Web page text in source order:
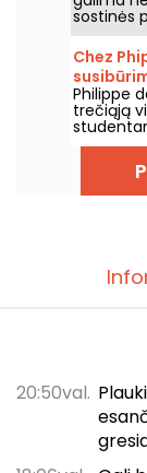
sostinės
turite
kvapą
Chez
Philippe
trečiąją
bendra
20:50val.